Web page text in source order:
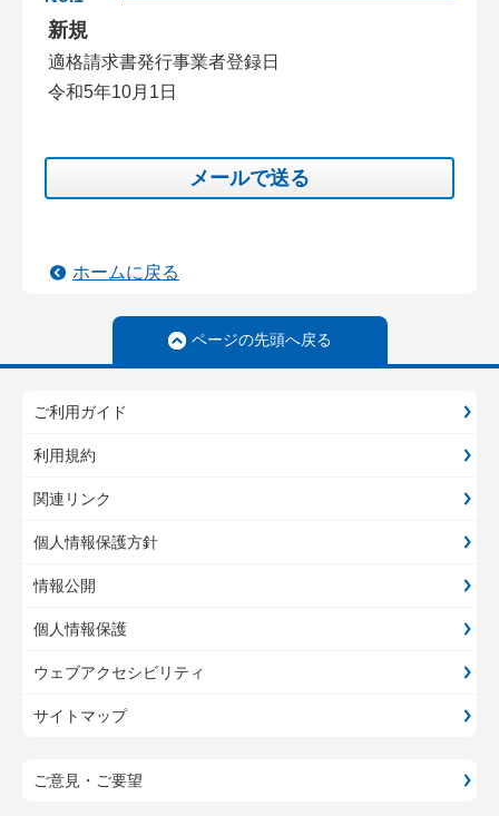
新規
適格請求書発行事業者登録日
令和5年10月1日
メールで送る
ホームに戻る
ページの先頭へ戻る
ご利用ガイド
利用規約
関連リンク
個人情報保護方針
情報公開
個人情報保護
ウェブアクセシビリティ
サイトマップ
ご意見・ご要望